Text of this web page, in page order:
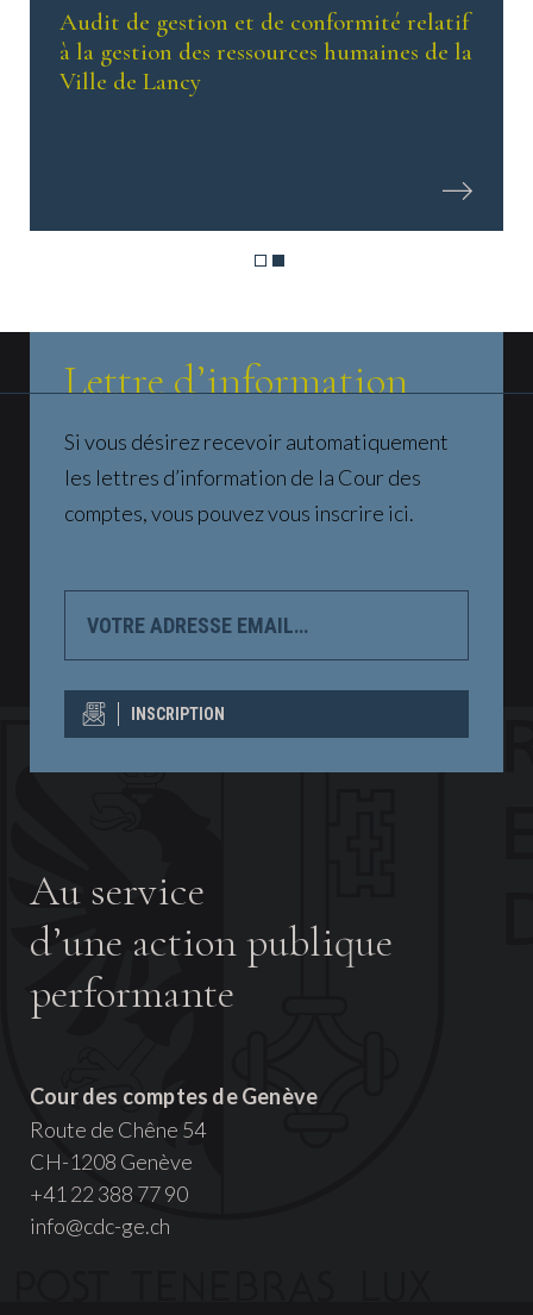
Audit de gestion et de conformité relatif
à la gestion des ressources humaines de la
Ville de Lancy
Lettre d’information
Si vous désirez recevoir automatiquement
les lettres d’information de la Cour des
comptes, vous pouvez vous inscrire ici.
ADRESSE
INSCRIPTION
Au service
d’une action publique
performante
Cour des comptes de Genève
Route de Chêne 54
CH-1208 Genève
+41 22 388 77 90
info@cdc-ge.ch